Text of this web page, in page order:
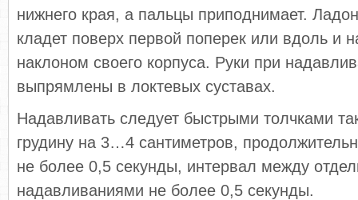
нижнего края, а пальцы приподнимает.
кладет поверх первой поперек или вдоль и
наклоном своего корпуса. Руки при
выпрямлены в локтевых суставах.
Надавливать следует быстрыми толчками
грудину на 3…4 сантиметров,
не более 0,5 секунды, интервал между
надавливаниями не более 0,5 секунды.